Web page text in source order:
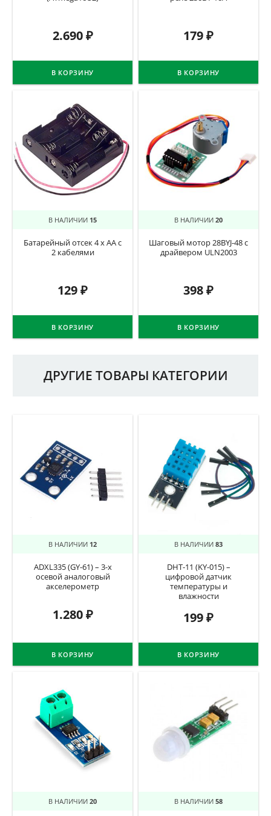
2.690₽
В КОРЗИНУ
179₽
В КОРЗИНУ
В НАЛИЧИИ 15
Батарейный отсек 4 х АА с
2 кабелями
129₽
В КОРЗИНУ
В НАЛИЧИИ 20
Шаговый мотор 28BYJ-48 с
драйвером ULN2003
398₽
В КОРЗИНУ
ДРУГИЕ ТОВАРЫ КАТЕГОРИИ
В НАЛИЧИИ 12
ADXL335 (GY-61) – 3-х
осевой аналоговый
акселерометр
1.280₽
В КОРЗИНУ
В НАЛИЧИИ 83
DHT-11 (KY-015) –
цифровой датчик
температуры и
влажности
199₽
В КОРЗИНУ
В НАЛИЧИИ 20 В НАЛИЧИИ 58